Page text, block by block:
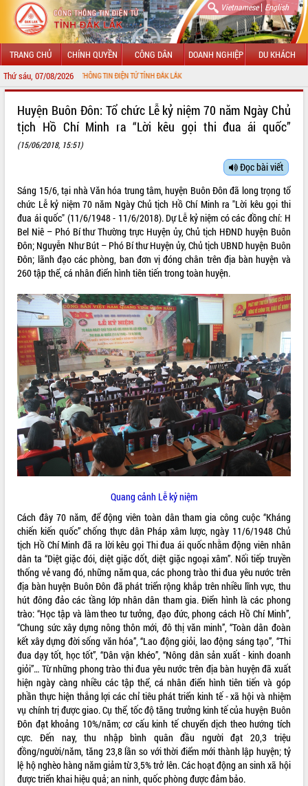
Vietnamese| English
TRANG CHỦ CHÍNH QUYỀN CÔNG DÂN DOANH NGHIỆP DU KHÁCH
Thứ sáu, 07/08/2026
THÔNG TIN ĐIỆN TỬ TỈNH ĐẮK LẮK
LÃNH ĐẠO UBND TỈNH
SỞ, BAN, NGÀNH
UBND CÁC XÃ, PHƯỜNG
THÔNG TIN CHỈ ĐẠO ĐIỀU HÀNH
HỆ THỐNG VĂN BẢN
VĂN BẢN HĐND TỈNH
ĐIỂM TIN VĂN BẢN
QUY HOẠCH - KẾ HOẠCH
VIDEO
Không có file video nào để phát.
ALBUM ẢNH
Huyện Buôn Đôn: Tổ chức Lễ kỷ niệm 70 năm Ngày Chủ
tịch Hồ Chí Minh ra “Lời kêu gọi thi đua ái quốc”
(15/06/2018, 15:51)
Đọc bài viết
Sáng 15/6, tại nhà Văn hóa trung tâm, huyện Buôn Đôn đã long trọng tổ
chức Lễ kỷ niệm 70 năm Ngày Chủ tịch Hồ Chí Minh ra "Lời kêu gọi thi
đua ái quốc" (11/6/1948 - 11/6/2018). Dự Lễ kỷ niệm có các đồng chí: H
Bel Niê – Phó Bí thư Thường trực Huyện ủy, Chủ tịch HĐND huyện Buôn
Đôn; Nguyễn Như Bút – Phó Bí thư Huyện ủy, Chủ tịch UBND huyện Buôn
Đôn; lãnh đạo các phòng, ban đơn vị đóng chân trên địa bàn huyện và
260 tập thể, cá nhân điển hình tiên tiến trong toàn huyện.
Quang cảnh Lễ kỷ niệm
Cách đây 70 năm, để động viên toàn dân tham gia công cuộc “Kháng
chiến kiến quốc” chống thực dân Pháp xâm lược, ngày 11/6/1948 Chủ
tịch Hồ Chí Minh đã ra lời kêu gọi Thi đua ái quốc nhằm động viên nhân
dân ta “Diệt giặc đói, diệt giặc dốt, diệt giặc ngoại xâm”. Nối tiếp truyền
thống vẻ vang đó, những năm qua, các phong trào thi đua yêu nước trên
địa bàn huyện Buôn Đôn đã phát triển rộng khắp trên nhiều lĩnh vực, thu
hút đông đảo các tầng lớp nhân dân tham gia. Điển hình là các phong
trào: “Học tập và làm theo tư tưởng, đạo đức, phong cách Hồ Chí Minh”,
“Chung sức xây dựng nông thôn mới, đô thị văn minh”, “Toàn dân đoàn
kết xây dựng đời sống văn hóa”, “Lao động giỏi, lao động sáng tạo”, “Thi
đua dạy tốt, học tốt”, “Dân vận khéo”, “Nông dân sản xuất - kinh doanh
giỏi”… Từ những phong trào thi đua yêu nước trên địa bàn huyện đã xuất
hiện ngày càng nhiều các tập thể, cá nhân điển hình tiên tiến và góp
phần thực hiện thắng lợi các chỉ tiêu phát triển kinh tế - xã hội và nhiệm
vụ chính trị được giao. Cụ thể, tốc độ tăng trưởng kinh tế của huyện Buôn
Đôn đạt khoảng 10%/năm; cơ cấu kinh tế chuyển dịch theo hướng tích
cực. Đến nay, thu nhập bình quân đầu người đạt 20,3 triệu
đồng/người/năm, tăng 23,8 lần so với thời điểm mới thành lập huyện; tỷ
lệ hộ nghèo hàng năm giảm từ 3,5% trở lên. Các hoạt động an sinh xã hội
được triển khai hiệu quả; an ninh, quốc phòng được đảm bảo.